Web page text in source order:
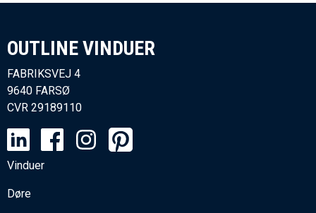
OUTLINE VINDUER​
FABRIKSVEJ 4
9640 FARSØ
CVR 29189110
Vinduer
Døre